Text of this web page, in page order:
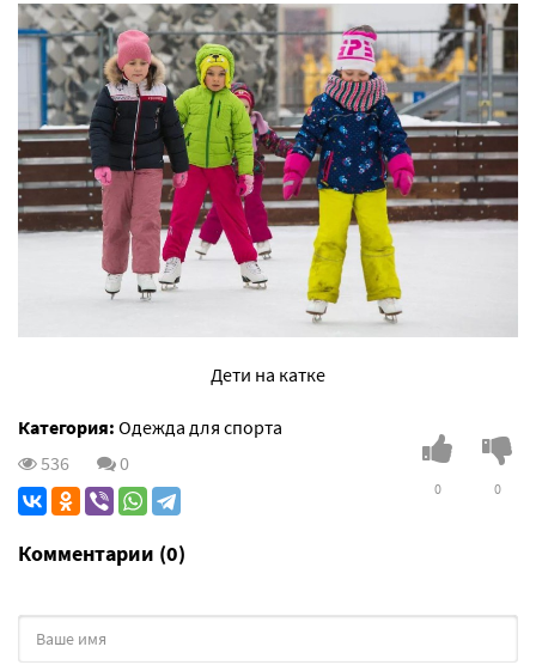
Дети на катке
Категория: Одежда для спорта
536
0
0 0
Комментарии (0)